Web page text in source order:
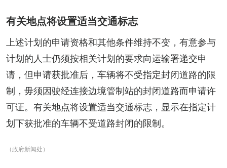
有关地点将设置适当交通标志
上述计划的申请资格和其他条件维持不变，有意参与
计划的人士仍须按相关计划的要求向运输署递交申
请，但申请获批准后，车辆将不受指定封闭道路的限
制，毋须因驶经连接边境管制站的封闭道路而申请许
可证。有关地点将设置适当交通标志，显示在指定计
划下获批准的车辆不受道路封闭的限制。
（政府新闻处）